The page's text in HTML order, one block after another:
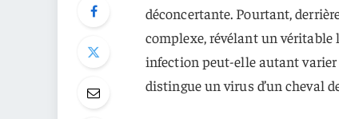
déconcertante. Pourtant,
complexe, révélant un
infection peut-elle autant varier
distingue un virus d’un cheval